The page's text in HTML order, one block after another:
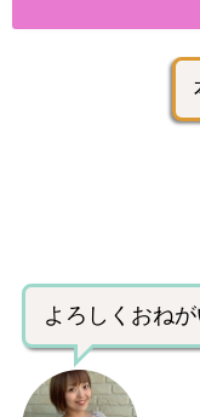
よろしくおねが